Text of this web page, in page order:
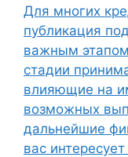
Для многих
публикация
важным
стадии
влияющие на
возможных
дальнейшие
вас